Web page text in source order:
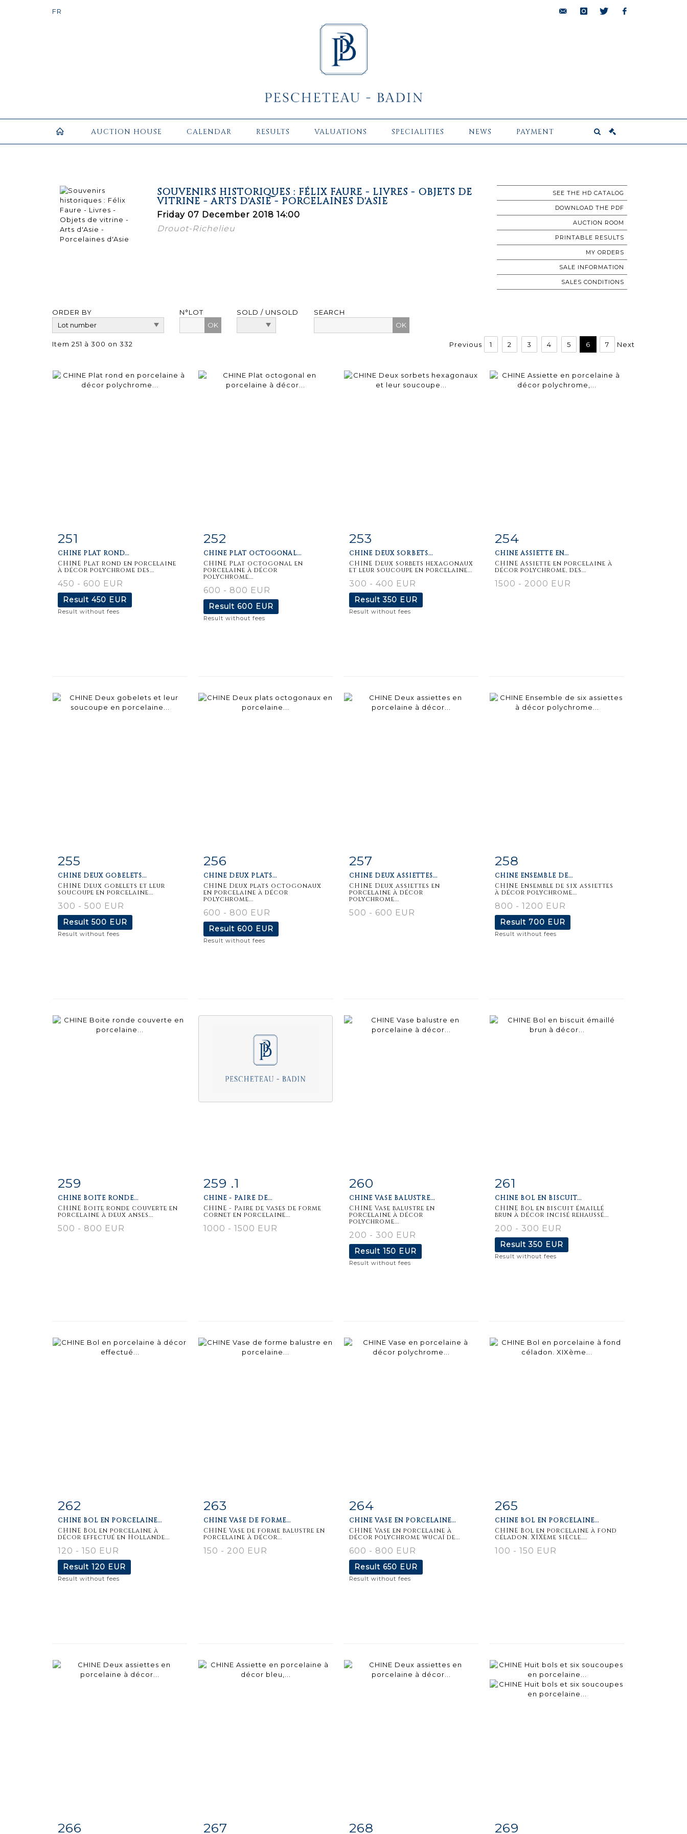
AUCTION HOUSE CALENDAR RESULTS VALUATIONS SPECIALITIES NEWS PAYMENT
SOUVENIRS HISTORIQUES : FÉLIX FAURE - LIVRES - OBJETS DE
VITRINE - ARTS D'ASIE - PORCELAINES D'ASIE
Friday 07 December 2018 14:00
Drouot-Richelieu
SEE THE HD CATALOG
DOWNLOAD THE PDF
AUCTION ROOM
PRINTABLE RESULTS
MY ORDERS
SALE INFORMATION
SALES CONDITIONS
ORDER BY
N°LOT
OK
SOLD / UNSOLD SEARCH
Item 251 à 300 on 332 Previous 1 2 3 4 5 6 7 Next
Item detail
251
CHINE PLAT ROND...
CHINE Plat rond en porcelaine
à décor polychrome des...
450 - 600 EUR
Result 450 EUR
Result without fees
Item detail
252
CHINE PLAT OCTOGONAL...
CHINE Plat octogonal en
porcelaine à décor
polychrome...
600 - 800 EUR
Result 600 EUR
Result without fees
Item detail
253
CHINE DEUX SORBETS...
CHINE Deux sorbets hexagonaux
et leur soucoupe en porcelaine...
300 - 400 EUR
Result350 EUR
Result without fees
Item detail
254
CHINE ASSIETTE EN...
CHINE Assiette en porcelaine à
décor polychrome, des...
1500 - 2000 EUR
Item detail
255
CHINE DEUX GOBELETS...
CHINE Deux gobelets et leur
soucoupe en porcelaine...
300 - 500 EUR
Result 500 EUR
Result without fees
Item detail
256
CHINE DEUX PLATS...
CHINE Deux plats octogonaux
en porcelaine à décor
polychrome...
600 - 800 EUR
Result 600 EUR
Result without fees
Item detail
257
CHINE DEUX ASSIETTES...
CHINE Deux assiettes en
porcelaine à décor
polychrome...
500 - 600 EUR
Item detail
258
CHINE ENSEMBLE DE...
CHINE Ensemble de six assiettes
à décor polychrome...
800 - 1200 EUR
Result 700 EUR
Result without fees
Item detail
259
CHINE BOITE RONDE...
CHINE Boite ronde couverte en
porcelaine à deux anses...
500 - 800 EUR
Item detail
259 .1
CHINE - PAIRE DE...
CHINE - Paire de vases de forme
cornet en porcelaine...
1000 - 1500 EUR
Item detail
260
CHINE VASE BALUSTRE...
CHINE Vase balustre en
porcelaine à décor
polychrome...
200 - 300 EUR
Result 150 EUR
Result without fees
Item detail
261
CHINE BOL EN BISCUIT...
CHINE Bol en biscuit émaillé
brun à décor incisé rehaussé...
200 - 300 EUR
Result350 EUR
Result without fees
Item detail
262
CHINE BOL EN PORCELAINE...
CHINE Bol en porcelaine à
décor effectué en Hollande...
120 - 150 EUR
Result 120 EUR
Result without fees
Item detail
263
CHINE VASE DE FORME...
CHINE Vase de forme balustre en
porcelaine à décor...
150 - 200 EUR
Item detail
264
CHINE VASE EN PORCELAINE...
CHINE Vase en porcelaine à
décor polychrome wucaï de...
600 - 800 EUR
Result 650 EUR
Result without fees
Item detail
265
CHINE BOL EN PORCELAINE...
CHINE Bol en porcelaine à fond
céladon. XIXème siècle....
100 - 150 EUR
Item detail
266 Item detail
267 Item detail
268 Item detail
269